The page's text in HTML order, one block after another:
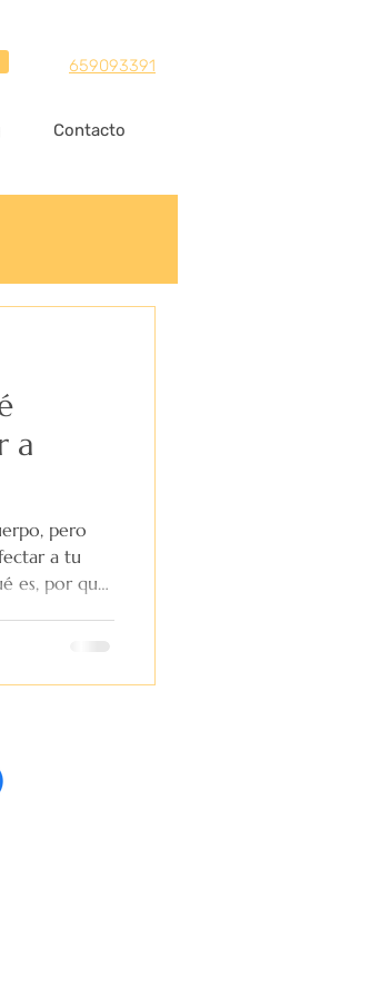
659093391
Contacto
a
pero
a tu
es, por qué